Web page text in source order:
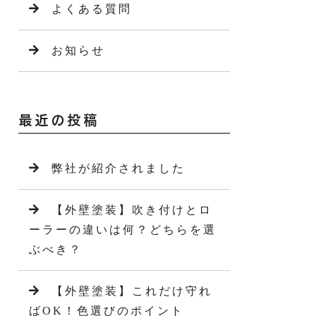
よくある質問
お知らせ
最近の投稿
弊社が紹介されました
【外壁塗装】吹き付けとロ
ーラーの違いは何？どちらを選
ぶべき？
【外壁塗装】これだけ守れ
ばOK！色選びのポイント